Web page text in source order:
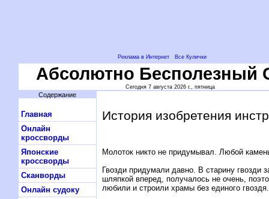
Реклама в Интернет Все Кулички
Абсолютно Бесполезный
Сегодня 7 августа 2026 г., пятница
Содержание
Главная
Онлайн
кроссворды
Японские
кроссворды
Сканворды
Онлайн судоку
История изобретения
Молоток никто не придумывал. Любой
Гвозди придумали давно. В старину гвозди
шляпкой вперед, получалось не очень,
любили и строили храмы без единого гвоздя.